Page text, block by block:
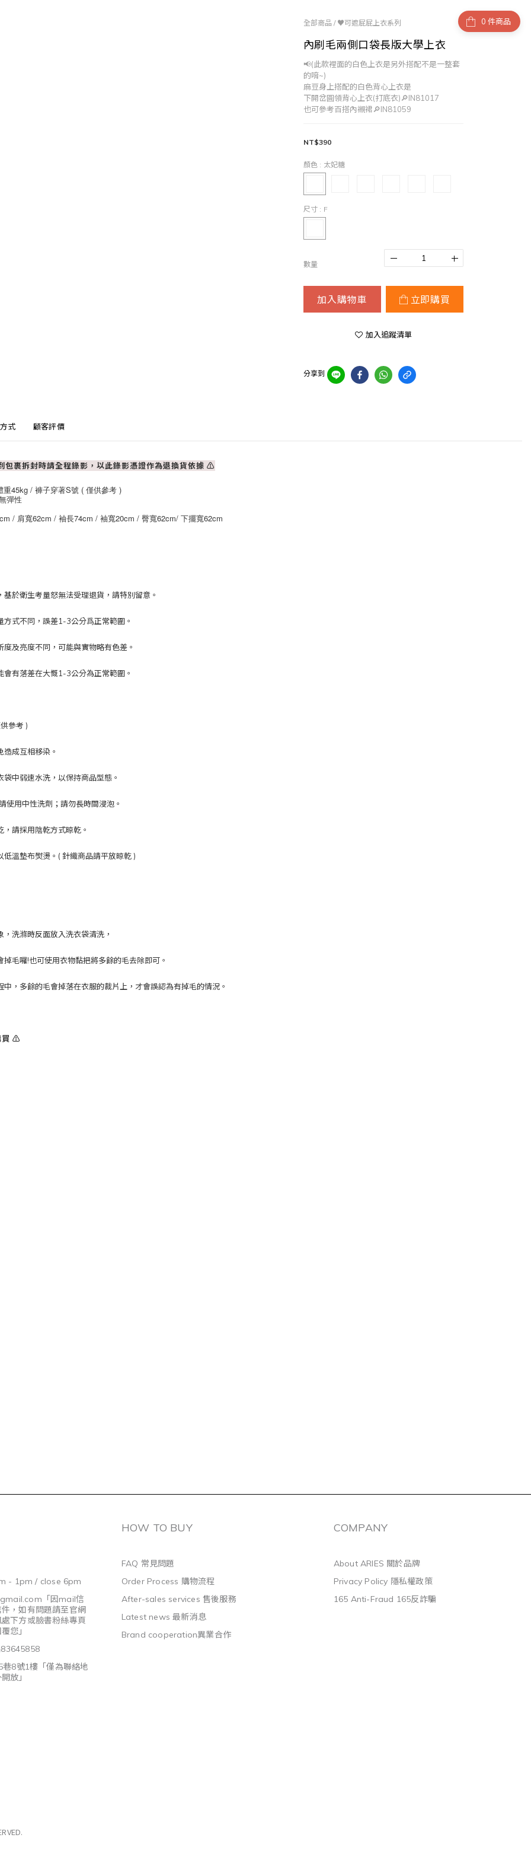
件商品
全部商品 / ♥可遮屁屁上衣系列
內刷毛兩側口袋長版大學上衣
📢(此款裡面的白色上衣是另外搭配不是一整套
的唷~)
麻豆身上搭配的白色背心上衣是
下開岔圓領背心上衣(打底衣)🔎IN81017
也可參考百搭內襯裙🔎IN81059
NT$390
顏色 : 太妃糖
尺寸 : F
數量
加入購物車 立即購買
加入追蹤清單
分享到
式 顧客評價
裹拆封時請全程錄影，以此錄影憑證作為退換貨依據 ⚠
45kg / 褲子穿著S號 ( 僅供參考 )
彈性
/ 肩寬62cm / 袖長74cm / 袖寬20cm / 臀寬62cm/ 下擺寬62cm
於衛生考量怒無法受理退貨，請特別留意。
方式不同，誤差1-3公分爲正常範圍。
及亮度不同，可能與實物略有色差。
會有落差在大慨1-3公分為正常範圍。
參考 )
成互相移染。
中弱速水洗，以保持商品型態。
使用中性洗劑；請勿長時間浸泡。
請採用陰乾方式晾乾。
溫墊布熨燙。( 針織商品請平放晾乾 )
洗滌時反面放入洗衣袋清洗，
毛囉!也可使用衣物黏把將多餘的毛去除即可。
，多餘的毛會掉落在衣服的裁片上，才會誤認為有掉毛的情況。
買 ⚠️
- 1pm / close 6pm
「因mail信
，如有問題請至官網
下方或臉書粉絲專頁
您」
8號1樓「僅為聯絡地
放」
HOW TO BUY
FAQ 常見問題
Order Process 購物流程
After-sales services 售後服務
Latest news 最新消息
Brand cooperation異業合作
COMPANY
About ARIES 關於品牌
Privacy Policy 隱私權政策
165 Anti-Fraud 165反詐騙